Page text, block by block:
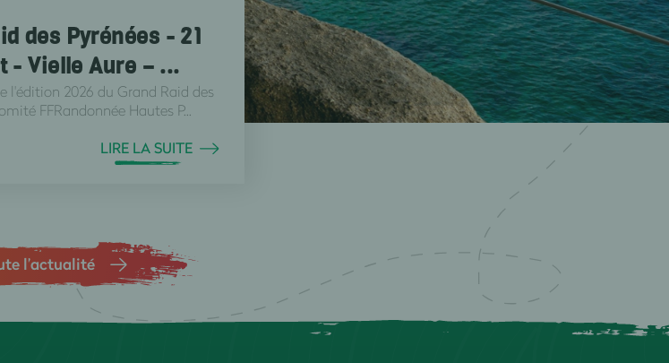
des Pyrénées - 21
- Vielle Aure – ...
l'édition 2026 du Grand Raid des
FFRandonnée Hautes P...
LIRE LA SUITE
l’actualité